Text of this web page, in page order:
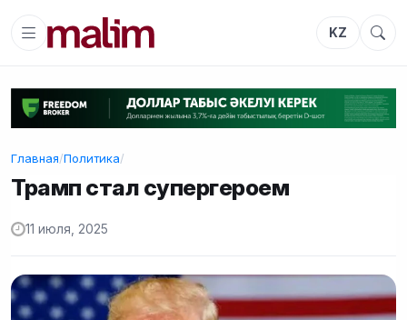
KZ
Главная/Политика/
Трамп стал супергероем
11 июля, 2025